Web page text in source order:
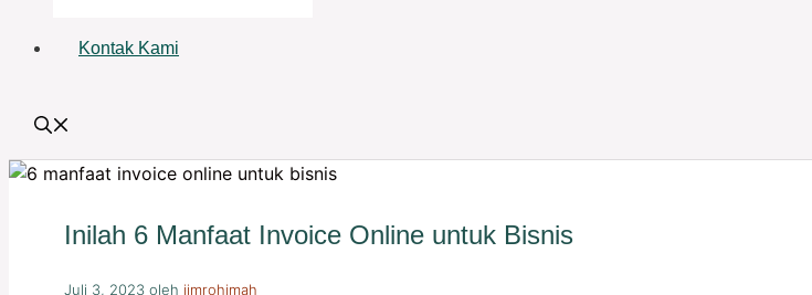
Kontak Kami
Inilah 6 Manfaat Invoice Online untuk Bisnis
Juli 3, 2023 oleh iimrohimah